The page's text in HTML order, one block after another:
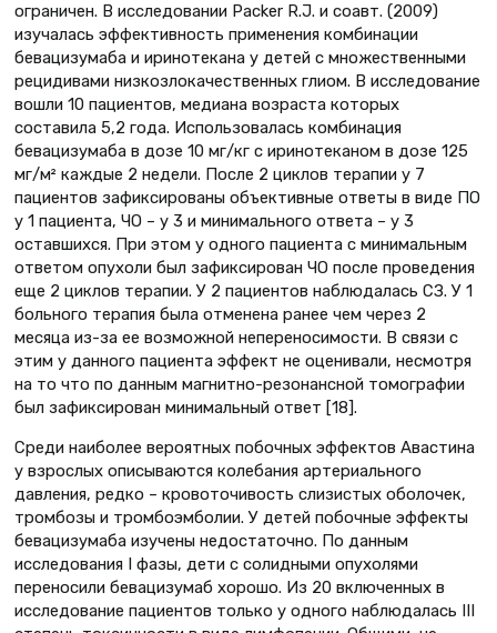
ограничен. В исследовании Packer R.J. и соавт. (2009)
изучалась эффективность применения комбинации
бевацизумаба и иринотекана у детей с множественными
рецидивами низкозлокачественных глиом. В исследование
вошли 10 пациентов, медиана возраста которых
составила 5,2 года. Использовалась комбинация
бевацизумаба в дозе 10 мг/кг с иринотеканом в дозе 125
мг/м² каждые 2 недели. После 2 циклов терапии у 7
пациентов зафиксированы объективные ответы в виде ПО
у 1 пациента, ЧО – у 3 и минимального ответа – у 3
оставшихся. При этом у одного пациента с минимальным
ответом опухоли был зафиксирован ЧО после проведения
еще 2 циклов терапии. У 2 пациентов наблюдалась СЗ. У 1
больного терапия была отменена ранее чем через 2
месяца из-за ее возможной непереносимости. В связи с
этим у данного пациента эффект не оценивали, несмотря
на то что по данным магнитно-резонансной томографии
был зафиксирован минимальный ответ [18].
Среди наиболее вероятных побочных эффектов Авастина
у взрослых описываются колебания артериального
давления, редко – кровоточивость слизистых оболочек,
тромбозы и тромбоэмболии. У детей побочные эффекты
бевацизумаба изучены недостаточно. По данным
исследования I фазы, дети с солидными опухолями
переносили бевацизумаб хорошо. Из 20 включенных в
исследование пациентов только у одного наблюдалась III